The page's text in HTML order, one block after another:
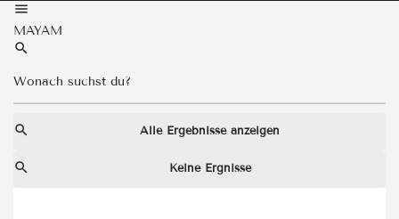
MAYAM
Alle Ergebnisse anzeigen
Keine Ergnisse